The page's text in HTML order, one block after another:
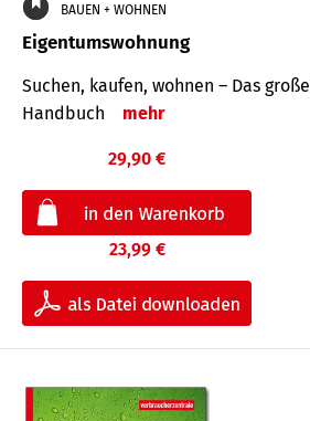
BAUEN + WOHNEN
Eigentumswohnung
Suchen, kaufen, wohnen – Das
Handbuch
mehr
29,90 €
23,99 €